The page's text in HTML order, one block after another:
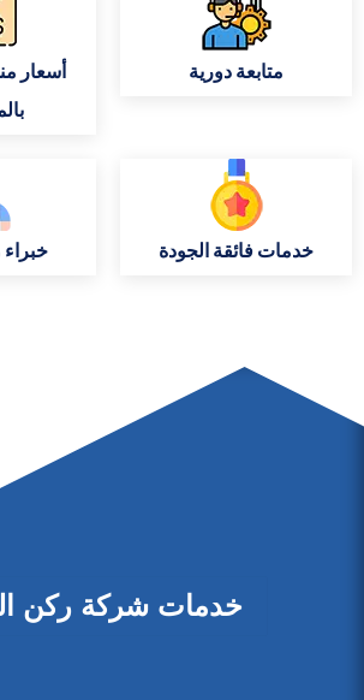
متابعة دورية
أسعار
خدمات فائقة الجودة
خدمات شركة ركن